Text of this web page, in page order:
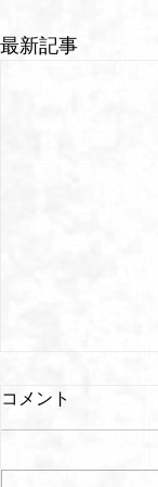
最新記事
コメント